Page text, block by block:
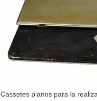
Cassetes planos para la